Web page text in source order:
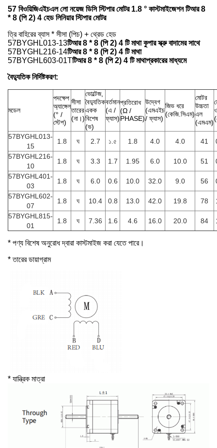
57 বিওয়িজিএইচএল লো নয়েজ ডিসি স্টিপার মোটর 1.8 ° কাস্টমাইজেশন টিআর 8
* 8 (পি 2) 4 হেড লিনিয়ার স্টিপার মোটর
ত্রি বাহিরের ব্যাস * সীসা (পিচ) + থ্রেড হেড
57BYGHL013-13টিআর 8 * 8 (পি 2) 4 টি মাথা কুপার স্ক্রু বাদামের সাথে
57BYGHL216-14টিআর 8 * 8 (পি 2) 4 টি মাথা
57BYGHL603-01Tটিআর 8 * 8 (পি 2) 4 টি মাথাপ্রকারের মাধ্যমে
বৈদ্যুতিক নির্দিষ্টকরণ:
মডেল
পদক্ষেপ
অ্যাঙ্গেল
(° /
স্টেপ)
সীসা
তারের
(না।)
ভোল্টেজ,
বৈদ্যুতিক
একক
বিশেষ
(ভ)
বর্তমান
(এ /
ফ্যাস)
প্রতিরোধ
(Ω /
PHASE)
উদ্বেগ
(এমএইচ
/ ফ্যাস)
জিভ ধরে
(কেজি.সিএম)
মোটর
উচ্চতা
এল
(এমএম)
57BYGHL013-
15
1.8 ঘ 2.7 ১.৫ 1.8 4.0 4.0 41
57BYGHL216-
10
1.8 ঘ 3.3 1.7 1.95 6.0 10.0 51
57BYGHL401-
03
1.8 ঘ 6.0 0.6 10.0 32.0 9.0 56
57BYGHL602-
07
1.8 ঘ 10.4 0.8 13.0 42.0 19.8 78
57BYGHL815-
01
1.8 ঘ 7.36 1.6 4.6 16.0 20.0 84
* পণ্য বিশেষ অনুরোধ দ্বারা কাস্টমাইজ করা যেতে পারে।
* তারের ডায়াগ্রাম
* যান্ত্রিক মাত্রা